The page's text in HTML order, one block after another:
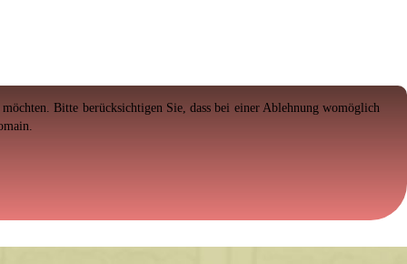
Bitte berücksichtigen Sie, dass bei einer Ablehnung womöglich